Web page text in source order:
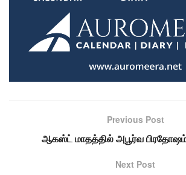
Previous Post
ஆகஸ்ட் மாதத்தில் அபூர்வ பிரதோஷம்
Next Post